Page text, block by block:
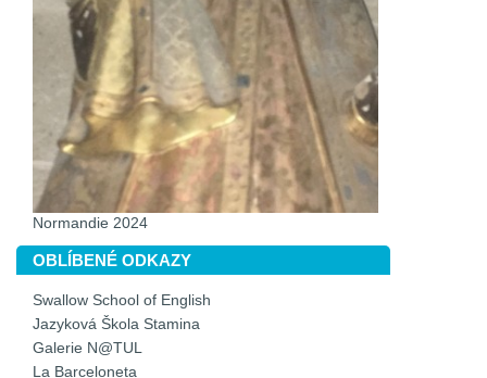
Normandie 2024
OBLÍBENÉ ODKAZY
Swallow School of English
Jazyková Škola Stamina
Galerie N@TUL
La Barceloneta